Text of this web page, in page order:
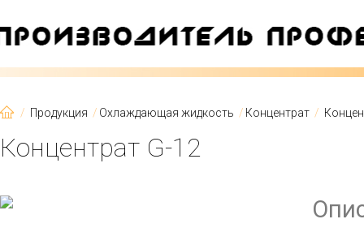
Продукция Охлаждающая жидкость Концентрат
Концентрат G-12